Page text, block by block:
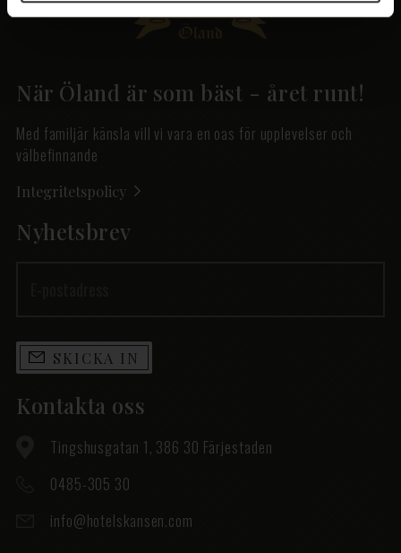
När Öland är som bäst - året runt!
Med familjär känsla vill vi vara en oas för upplevelser och
välbefinnande
Integritetspolicy
Nyhetsbrev
SKICKA IN
Kontakta oss
Tingshusgatan 1, 386 30 Färjestaden
0485-305 30
info@hotelskansen.com